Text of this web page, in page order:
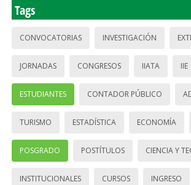
Tags
CONVOCATORIAS INVESTIGACIÓN
JORNADAS CONGRESOS IIATA IIE
ESTUDIANTES CONTADOR PÚBLICO
TURISMO ESTADÍSTICA ECONOMÍA
POSGRADO POSTÍTULOS CIENCIA Y
INSTITUCIONALES CURSOS INGRESO